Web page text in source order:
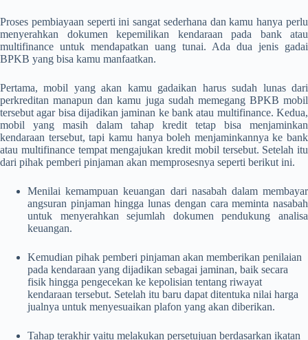
Proses pembiayaan seperti ini sangat sederhana dan kamu hanya perlu
menyerahkan dokumen kepemilikan kendaraan pada bank atau
multifinance untuk mendapatkan uang tunai. Ada dua jenis gadai
BPKB yang bisa kamu manfaatkan.
Pertama, mobil yang akan kamu gadaikan harus sudah lunas dari
perkreditan manapun dan kamu juga sudah memegang BPKB mobil
tersebut agar bisa dijadikan jaminan ke bank atau multifinance. Kedua,
mobil yang masih dalam tahap kredit tetap bisa menjaminkan
kendaraan tersebut, tapi kamu hanya boleh menjaminkannya ke bank
atau multifinance tempat mengajukan kredit mobil tersebut. Setelah itu
dari pihak pemberi pinjaman akan memprosesnya seperti berikut ini.
Menilai kemampuan keuangan dari nasabah dalam membayar
angsuran pinjaman hingga lunas dengan cara meminta nasabah
untuk menyerahkan sejumlah dokumen pendukung analisa
keuangan.
Kemudian pihak pemberi pinjaman akan memberikan penilaian
pada kendaraan yang dijadikan sebagai jaminan, baik secara
fisik hingga pengecekan ke kepolisian tentang riwayat
kendaraan tersebut. Setelah itu baru dapat ditentuka nilai harga
jualnya untuk menyesuaikan plafon yang akan diberikan.
Tahap terakhir yaitu melakukan persetujuan berdasarkan ikatan